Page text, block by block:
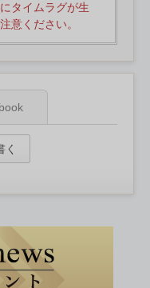
タイムラグが生
意ください。
く